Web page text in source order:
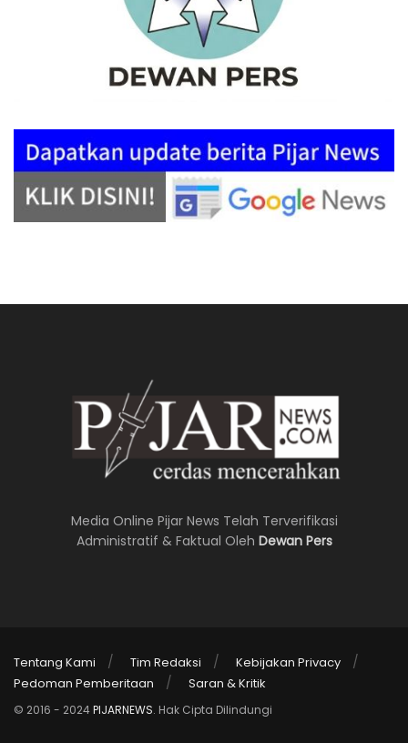
Media Online Pijar News Telah Terverifikasi
Administratif & Faktual Oleh Dewan Pers
Tentang Kami Tim Redaksi
Kebijakan Privacy
Pedoman Pemberitaan
Saran & Kritik
© 2016 - 2024PIJARNEWS. Hak Cipta Dilindungi